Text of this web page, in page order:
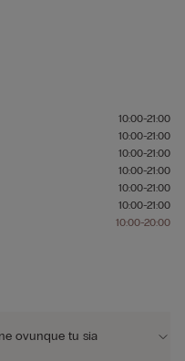
10:00-21:00
10:00-21:00
10:00-21:00
10:00-21:00
10:00-21:00
10:00-21:00
10:00-20:00
ovunque tu sia